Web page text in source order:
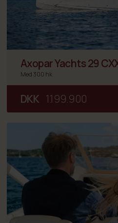
Axopar Yachts 29
Med 300 hk
DKK 1.199.900